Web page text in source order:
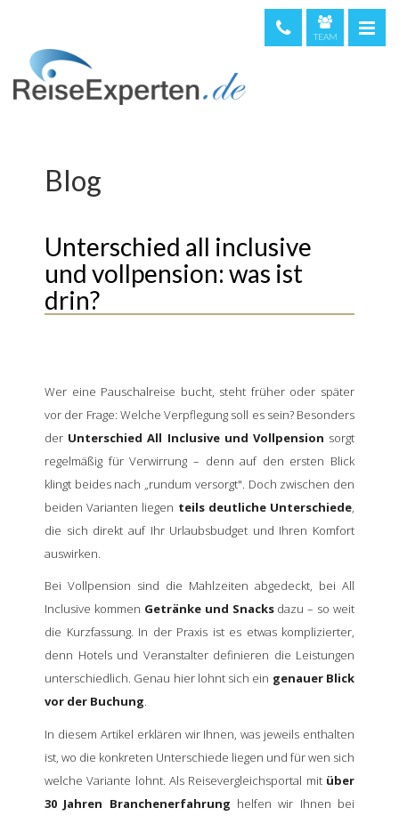
TEAM
Blog
Unterschied all inclusive
und vollpension: was ist
drin?
Wer eine Pauschalreise bucht, steht früher oder später
vor der Frage: Welche Verpflegung soll es sein? Besonders
der Unterschied All Inclusive und Vollpension sorgt
regelmäßig für Verwirrung – denn auf den ersten Blick
klingt beides nach „rundum versorgt". Doch zwischen den
beiden Varianten liegen teils deutliche Unterschiede,
die sich direkt auf Ihr Urlaubsbudget und Ihren Komfort
auswirken.
Bei Vollpension sind die Mahlzeiten abgedeckt, bei All
Inclusive kommen Getränke und Snacksdazu – so weit
die Kurzfassung. In der Praxis ist es etwas komplizierter,
denn Hotels und Veranstalter definieren die Leistungen
unterschiedlich. Genau hier lohnt sich ein genauer Blick
vor der Buchung.
In diesem Artikel erklären wir Ihnen, was jeweils enthalten
ist, wo die konkreten Unterschiede liegen und für wen sich
welche Variante lohnt. Als Reisevergleichsportal mit über
30 Jahren Branchenerfahrung helfen wir Ihnen bei